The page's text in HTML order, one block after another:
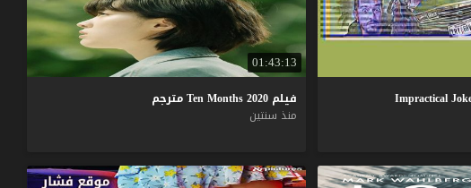
01:43:13
فيلم Ten Months 2020
مترجم
منذ سنتين